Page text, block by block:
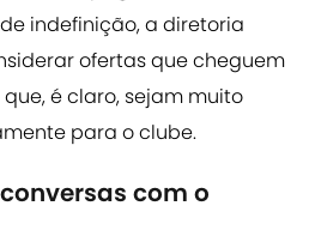
indefinição, a diretoria
ofertas que cheguem
é claro, sejam muito
para o clube.
com o